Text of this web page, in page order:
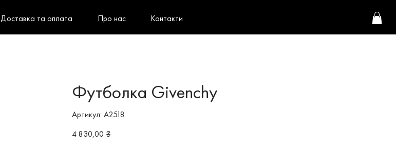
Доставка та оплата Про нас Контакти
Футболка Givenchy
Артикул:
Артикул
A2518
A2518
Ціна
4 830,00 ₴